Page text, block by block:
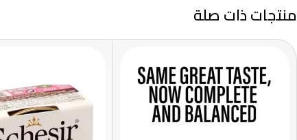
منتجات ذات صلة